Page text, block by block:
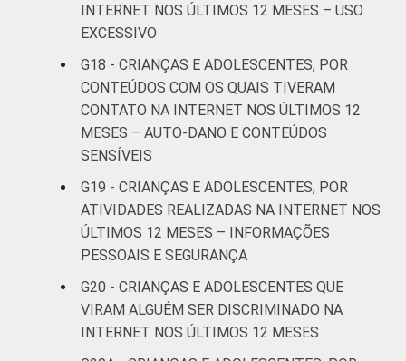
Não
CLASSE
SOCIAL
AB 22
C 15
DOMICÍLIO
COM ACESSO
À INTERNET
Sim 17 65
Não
Fonte: CGI.br/NIC.br, Centro Regional de
Estudos para o Desenvolvimento da
INTERNET NOS ÚLTIMOS 12 MESES – USO
EXCESSIVO
G18 - CRIANÇAS E ADOLESCENTES, POR
CONTEÚDOS COM OS QUAIS TIVERAM
CONTATO NA INTERNET NOS ÚLTIMOS 12
MESES – AUTO-DANO E CONTEÚDOS
SENSÍVEIS
G19 - CRIANÇAS E ADOLESCENTES, POR
ATIVIDADES REALIZADAS NA INTERNET NOS
ÚLTIMOS 12 MESES – INFORMAÇÕES
PESSOAIS E SEGURANÇA
G20 - CRIANÇAS E ADOLESCENTES QUE
VIRAM ALGUÉM SER DISCRIMINADO NA
INTERNET NOS ÚLTIMOS 12 MESES